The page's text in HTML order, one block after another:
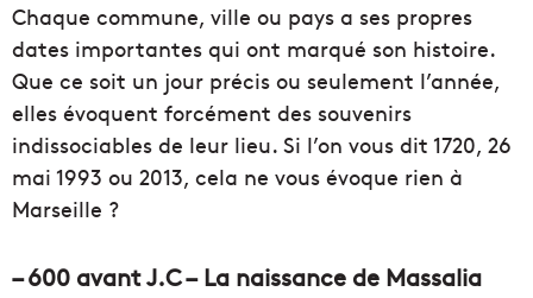
Chaque commune, ville ou pays a ses propres
dates importantes qui ont marqué son histoire.
Que ce soit un jour précis ou seulement l’année,
elles évoquent forcément des souvenirs
indissociables de leur lieu. Si l’on vous dit 1720, 26
mai 1993 ou 2013, cela ne vous évoque rien à
Marseille ?
– 600 avant J.C – La naissance de Massalia